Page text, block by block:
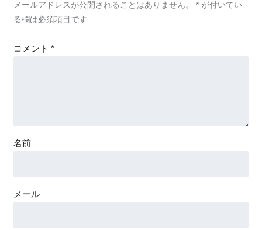
メールアドレスが公開されることはありません。 *が付いてい
る欄は必須項目です
コメント *
名前
メール